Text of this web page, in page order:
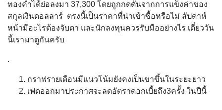
ทองคำได้ย่อลงมา 37,300 โดยถูกกดดันจากการแข็งค่าของ
สกุลเงินดอลลาร์ ตรงนี้เป็นราคาที่น่าเข้าซื้อหรือไม่ สัปดาห์
หน้ามีอะไรต้องจับตา และนักลงทุนควรรับมืออย่างไร เดี๋ยววัน
นี้เรามาดูกันครับ
.
กราฟรายเดือนมีแนวโน้มยังคงเป็นขาขึ้นในระยะยาว
เฟดออกมาประกาศจะลดอัตราดอกเบี้ยถึง3ครั้ง ในปีนี้